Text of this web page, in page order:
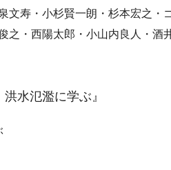
・小杉賢一朗・杉本宏之・
之・西陽太郎・小山内良人・酒
水氾濫に学ぶ』